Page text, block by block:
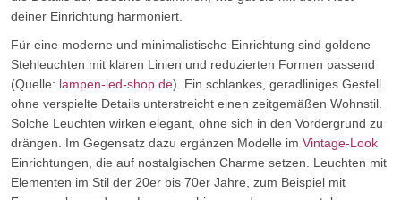
deiner Einrichtung harmoniert.
Für eine moderne und minimalistische Einrichtung sind goldene
Stehleuchten mit klaren Linien und reduzierten Formen passend
(Quelle: lampen-led-shop.de). Ein schlankes, geradliniges Gestell
ohne verspielte Details unterstreicht einen zeitgemäßen Wohnstil.
Solche Leuchten wirken elegant, ohne sich in den Vordergrund zu
drängen. Im Gegensatz dazu ergänzen Modelle im Vintage-Look
Einrichtungen, die auf nostalgischen Charme setzen. Leuchten mit
Elementen im Stil der 20er bis 70er Jahre, zum Beispiel mit